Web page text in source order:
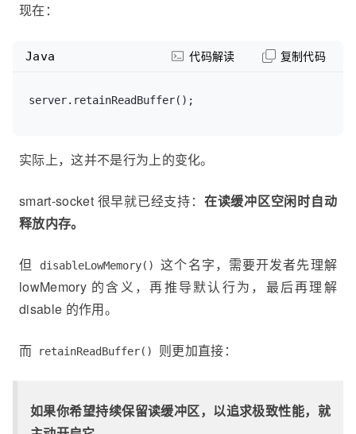
现在：
server.retainReadBuffer();
Java 代码解读 复制代码
实际上，这并不是行为上的变化。
smart-socket 很早就已经支持： 在读缓冲区空闲时自动
释放内存。
但 disableLowMemory()
这个名字，需要开发者先理解
lowMemory 的含义，再推导默认行为，最后再理解
disable 的作用。
而 retainReadBuffer() 则更加直接：
如果你希望持续保留读缓冲区，以追求极致性能，就